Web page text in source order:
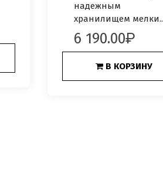
надежным
хранилищем мелки..
6 190.00
В КОРЗИНУ